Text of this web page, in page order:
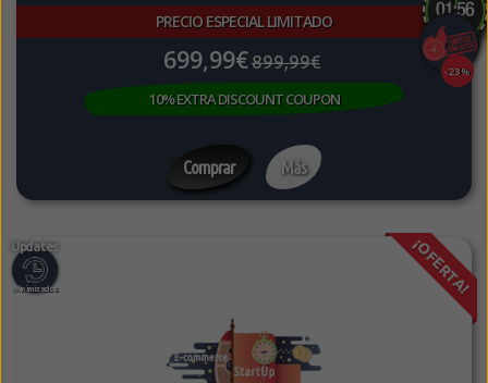
PRECIO ESPECIAL LIMITADO
10% EXTRA DISCOUNT COUPON
699,99€899,99€ -23%
Comprar Más
¡OFERTA!